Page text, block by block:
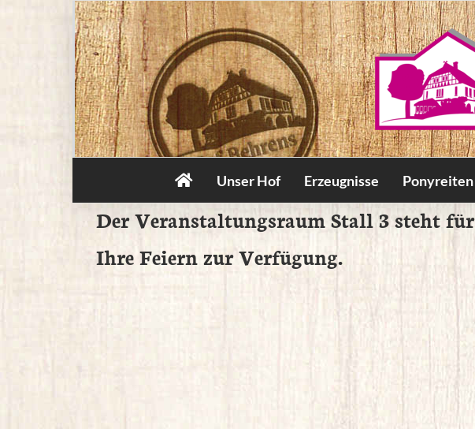
Unser Hof Erzeugnisse Ponyreiten
Der Veranstaltungsraum Stall 3 steht für
Ihre Feiern zur Verfügung.